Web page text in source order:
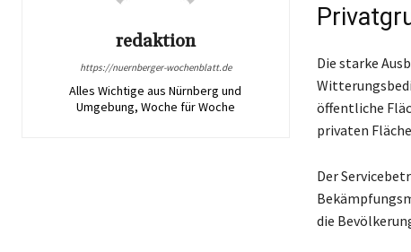
redaktion
https://nuernberger-wochenblatt.de
Alles Wichtige aus Nürnberg und
Umgebung, Woche für Woche
Die starke
öffentliche
privaten
Der
die